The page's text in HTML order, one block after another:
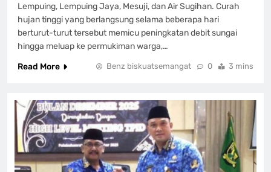
Lempuing, Lempuing Jaya, Mesuji, dan Air Sugihan. Curah
hujan tinggi yang berlangsung selama beberapa hari
berturut-turut tersebut memicu peningkatan debit sungai
hingga meluap ke permukiman warga,…
Read More
Benz biskuatsemangat 0 3 mins